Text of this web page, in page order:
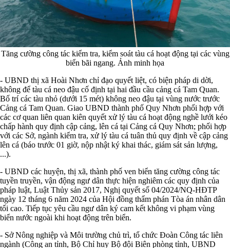
Tăng cường công tác kiểm tra, kiểm soát tàu cá hoạt động tại các vùng
biển bãi ngang. Ảnh minh họa
- UBND thị xã Hoài Nhơn chỉ đạo quyết liệt, có biện pháp di dời,
không để tàu cá neo đậu cố định tại hai đầu cầu cảng cá Tam Quan.
Bố trí các tàu nhỏ (dưới 15 mét) không neo đậu tại vùng nước trước
Cảng cá Tam Quan. Giao UBND thành phố Quy Nhơn phối hợp với
các cơ quan liên quan kiên quyết xử lý tàu cá hoạt động nghề lưới kéo
chấp hành quy định cập cảng, lên cá tại Cảng cá Quy Nhơn; phối hợp
với các Sở, ngành kiểm tra, xử lý tàu cá tuân thủ quy định về cập cảng
lên cá (báo trước 01 giờ, nộp nhật ký khai thác, giám sát sản lượng,
...).
- UBND các huyện, thị xã, thành phố ven biển tăng cường công tác
tuyền truyền, vận động ngư dân thực hiện nghiêm các quy định của
pháp luật, Luật Thủy sản 2017, Nghị quyết số 04/2024/NQ-HĐTP
ngày 12 tháng 6 năm 2024 của Hội đồng thẩm phán Tòa án nhân dân
tối cao. Tiếp tục yêu cầu ngư dân ký cam kết không vi phạm vùng
biển nước ngoài khi hoạt động trên biển.
- Sở Nông nghiệp và Môi trường chủ trì, tổ chức Đoàn Công tác liên
ngành (Công an tỉnh, Bộ Chỉ huy Bộ đội Biên phòng tỉnh, UBND